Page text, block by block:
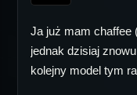
Ja już mam chaffee
jednak dzisiaj
kolejny model tym